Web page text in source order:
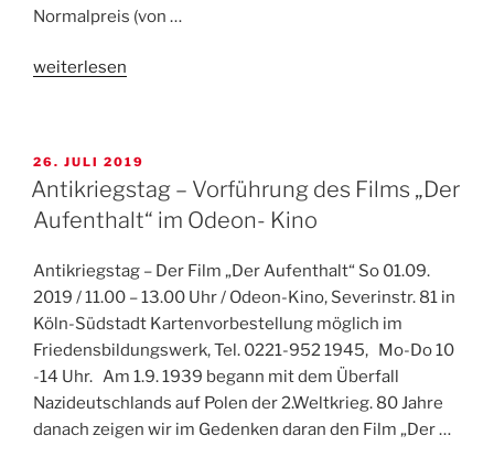
Uhr
dem
Normalpreis (von …
„Auf
3.
Oktober
2019“
weiterlesen
VERÖFFENTLICHT
AM
26. JULI 2019
Antikriegstag – Vorführung des Films „Der
Aufenthalt“ im Odeon- Kino
Antikriegstag – Der Film „Der Aufenthalt“ So 01.09.
2019 / 11.00 – 13.00 Uhr / Odeon-Kino, Severinstr. 81 in
Köln-Südstadt Kartenvorbestellung möglich im
Friedensbildungswerk, Tel. 0221-952 1945, Mo-Do 10
-14 Uhr. Am 1.9. 1939 begann mit dem Überfall
Nazideutschlands auf Polen der 2.Weltkrieg. 80 Jahre
danach zeigen wir im Gedenken daran den Film „Der …